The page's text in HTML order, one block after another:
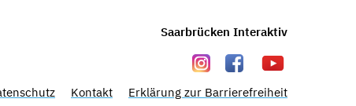
Saarbrücken Interaktiv
Kontakt Erklärung zur Barrierefreiheit